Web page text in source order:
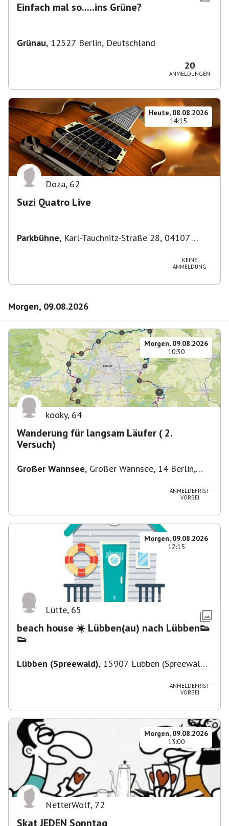
Einfach mal so.....ins Grüne?
Grünau, 12527 Berlin, Deutschland
20
ANMELDUNGEN
Heute, 08.08.2026
14:15
Doza, 62
Suzi Quatro Live
Parkbühne, Karl-Tauchnitz-Straße 28, 04107
KEINE
ANMELDUNG
Morgen, 09.08.2026
Morgen, 09.08.2026
10:30
kooky, 64
Wanderung für langsam Läufer ( 2.
Versuch)
Großer Wannsee, Großer Wannsee, 14 Berlin,
ANMELDEFRIST
VORBEI
Morgen, 09.08.2026
12:15
Lütte, 65
beach house ☀️ Lübben(au) nach Lübben👟
👟
Lübben (Spreewald), 15907 Lübben (Spreewald),
ANMELDEFRIST
VORBEI
Morgen, 09.08.2026
13:00
NetterWolf, 72
Skat JEDEN Sonntag